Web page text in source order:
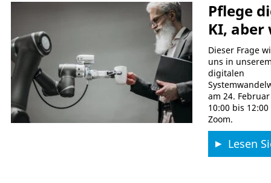
Pflege
KI, aber
Dieser Frage
uns in
digitalen
am 24.
10:00 bis
Zoom.
Lesen